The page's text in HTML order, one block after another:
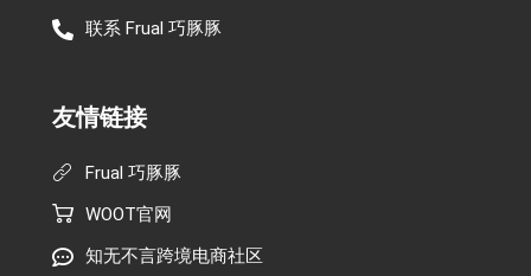
联系 Frual 巧豚豚
友情链接
Frual 巧豚豚
WOOT官网
知无不言跨境电商社区